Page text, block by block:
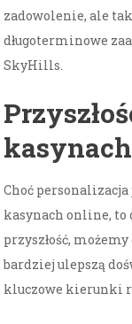
zadowolenie, ale
długoterminowe
SkyHills.
Choć
kasynach online, to
przyszłość,
bardziej ulepszą
kluczowe kierunki